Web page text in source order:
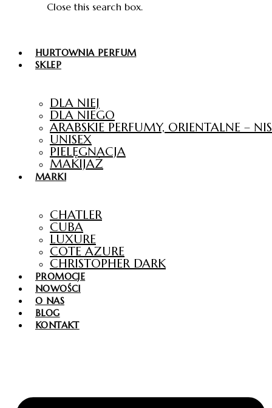
HURTOWNIA PERFUM
SKLEP
DLA NIEJ
DLA NIEGO
ARABSKIE PERFUMY, ORIENTALNE –
UNISEX
PIELĘGNACJA
MAKIJAŻ
MARKI
CHATLER
CUBA
LUXURE
COTE AZURE
CHRISTOPHER DARK
PROMOCJE
NOWOŚCI
O NAS
BLOG
KONTAKT
Close this search box.